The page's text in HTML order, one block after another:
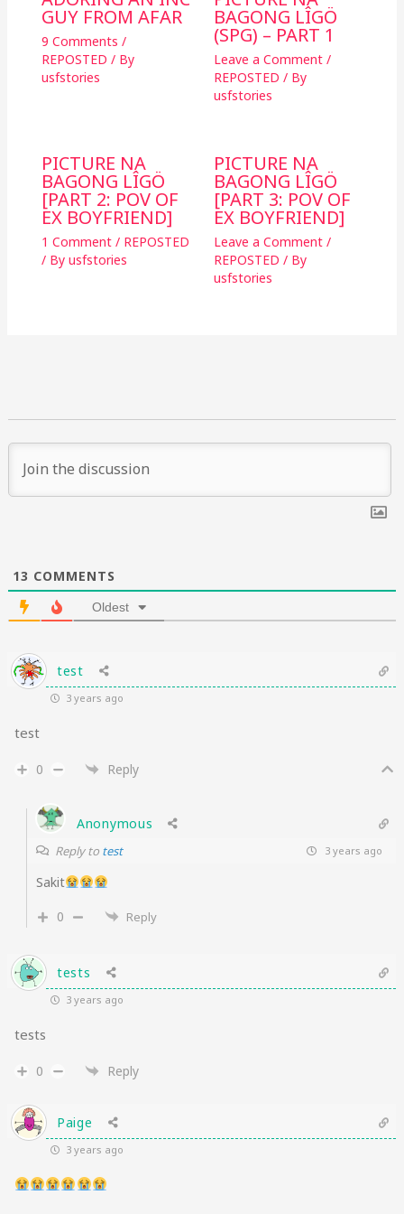
GUY FROM AFAR
9 Comments /
REPOSTED / By
usfstories
BAGONG LÎGÖ
(SPG) – PART 1
Leave a Comment /
REPOSTED / By
usfstories
PICTURE NA
BAGONG LÎGÖ
[PART 2: POV OF
EX BOYFRIEND]
1 Comment / REPOSTED
/ By usfstories
PICTURE NA
BAGONG LÎGÖ
[PART 3: POV OF
EX BOYFRIEND]
Leave a Comment /
REPOSTED / By
usfstories
13 COMMENTS
Oldest
test
3 years ago
test
0 Reply
Anonymous
Reply to test 3 years ago
Sakit
0
Reply
tests
3 years ago
tests
0 Reply
Paige
3 years ago